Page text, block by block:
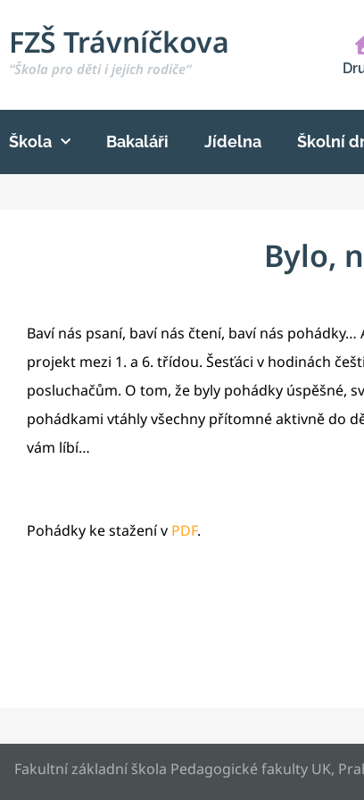
FZŠ Trávníčkova
“Škola pro děti i jejich rodiče“
Škola Bakaláři Jídelna Školní
Bylo,
Baví nás psaní, baví nás čtení, baví nás
projekt mezi 1. a 6. třídou. Šesťáci v hodinách
posluchačům. O tom, že byly pohádky úspěšné,
pohádkami vtáhly všechny přítomné aktivně do
vám líbí…
Pohádky ke stažení v PDF.
Fakultní základní škola Pedagogické fakulty UK,